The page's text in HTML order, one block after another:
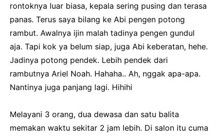
rontoknya luar biasa, kepala sering pusing dan terasa
panas. Terus saya bilang ke Abi pengen potong
rambut. Awalnya ijin malah tadinya pengen gundul
aja. Tapi kok ya belum siap, juga Abi keberatan, hehe.
Jadinya potong pendek. Lebih pendek dari
rambutnya Ariel Noah. Hahaha.. Ah, nggak apa-apa.
Nantinya juga panjang lagi. Hihihi
Melayani 3 orang, dua dewasa dan satu balita
memakan waktu sekitar 2 jam lebih. Di salon itu cuma